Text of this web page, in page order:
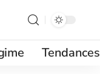
Tendances